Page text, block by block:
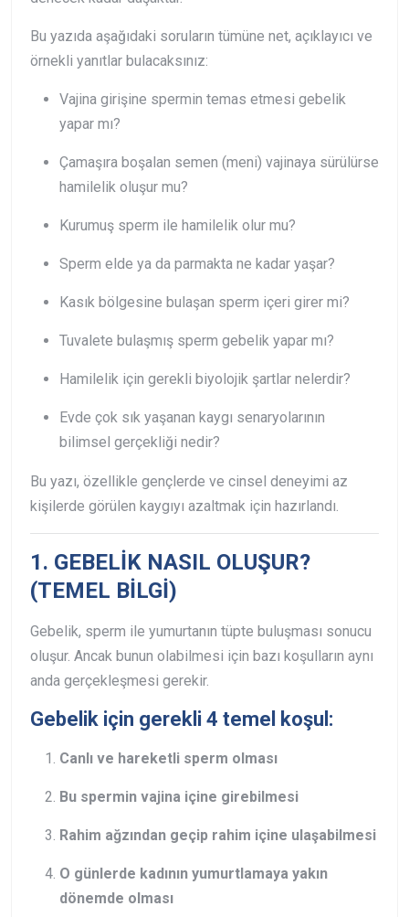
Bu yazıda aşağıdaki soruların tümüne net, açıklayıcı ve
örnekli yanıtlar bulacaksınız:
Vajina girişine spermin temas etmesi gebelik
yapar mı?
Çamaşıra boşalan semen (meni) vajinaya sürülürse
hamilelik oluşur mu?
Kurumuş sperm ile hamilelik olur mu?
Sperm elde ya da parmakta ne kadar yaşar?
Kasık bölgesine bulaşan sperm içeri girer mi?
Tuvalete bulaşmış sperm gebelik yapar mı?
Hamilelik için gerekli biyolojik şartlar nelerdir?
Evde çok sık yaşanan kaygı senaryolarının
bilimsel gerçekliği nedir?
Bu yazı, özellikle gençlerde ve cinsel deneyimi az
kişilerde görülen kaygıyı azaltmak için hazırlandı.
1. GEBELİK NASIL OLUŞUR?
(TEMEL BİLGİ)
Gebelik, sperm ile yumurtanın tüpte buluşması sonucu
oluşur. Ancak bunun olabilmesi için bazı koşulların aynı
anda gerçekleşmesi gerekir.
Gebelik için gerekli 4 temel koşul:
Canlı ve hareketli sperm olması
Bu spermin vajina içine girebilmesi
Rahim ağzından geçip rahim içine ulaşabilmesi
O günlerde kadının yumurtlamaya yakın
dönemde olması